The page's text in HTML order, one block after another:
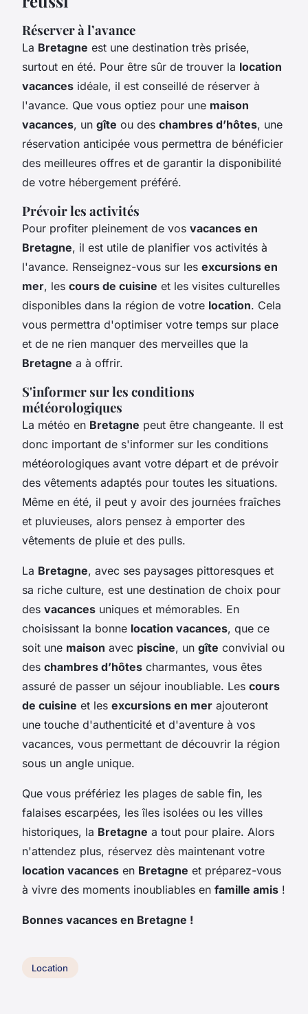
Réserver à l’avance
La Bretagne est une destination très prisée,
surtout en été. Pour être sûr de trouver la location
vacances idéale, il est conseillé de réserver à
l'avance. Que vous optiez pour une maison
vacances, un gîte ou des chambres d’hôtes, une
réservation anticipée vous permettra de bénéficier
des meilleures offres et de garantir la disponibilité
de votre hébergement préféré.
Prévoir les activités
Pour profiter pleinement de vos vacances en
Bretagne, il est utile de planifier vos activités à
l'avance. Renseignez-vous sur les excursions en
mer, les cours de cuisine et les visites culturelles
disponibles dans la région de votre location. Cela
vous permettra d'optimiser votre temps sur place
et de ne rien manquer des merveilles que la
Bretagne a à offrir.
S'informer sur les conditions
météorologiques
La météo en Bretagne peut être changeante. Il est
donc important de s'informer sur les conditions
météorologiques avant votre départ et de prévoir
des vêtements adaptés pour toutes les situations.
Même en été, il peut y avoir des journées fraîches
et pluvieuses, alors pensez à emporter des
vêtements de pluie et des pulls.
La Bretagne, avec ses paysages pittoresques et
sa riche culture, est une destination de choix pour
des vacances uniques et mémorables. En
choisissant la bonne location vacances, que ce
soit une maison avec piscine, un gîte convivial ou
des chambres d’hôtes charmantes, vous êtes
assuré de passer un séjour inoubliable. Les cours
de cuisine et les excursions en mer ajouteront
une touche d'authenticité et d'aventure à vos
vacances, vous permettant de découvrir la région
sous un angle unique.
Que vous préfériez les plages de sable fin, les
falaises escarpées, les îles isolées ou les villes
historiques, la Bretagne a tout pour plaire. Alors
n'attendez plus, réservez dès maintenant votre
location vacances en Bretagne et préparez-vous
à vivre des moments inoubliables en famille amis !
Bonnes vacances en Bretagne !
Location